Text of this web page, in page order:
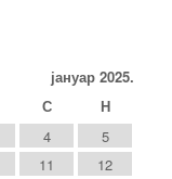
јануар 2025.
С
Н
4
5
11
12